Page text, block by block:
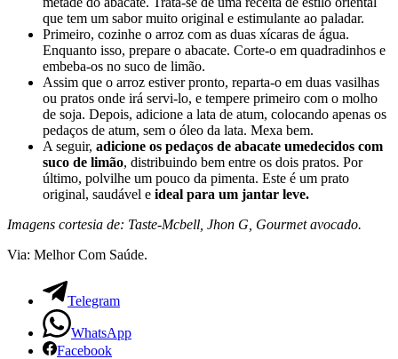
que tem um sabor muito original e estimulante ao paladar.
Primeiro, cozinhe o arroz com as duas xícaras de água.
Enquanto isso, prepare o abacate. Corte-o em quadradinhos e
embeba-os no suco de limão.
Assim que o arroz estiver pronto, reparta-o em duas vasilhas
ou pratos onde irá servi-lo, e tempere primeiro com o molho
de soja. Depois, adicione a lata de atum, colocando apenas os
pedaços de atum, sem o óleo da lata. Mexa bem.
A seguir, adicione os pedaços de abacate umedecidos com
suco de limão, distribuindo bem entre os dois pratos. Por
último, polvilhe um pouco da pimenta. Este é um prato
original, saudável e ideal para um jantar leve.
Imagens cortesia de: Taste-Mcbell, Jhon G, Gourmet avocado.
Via: Melhor Com Saúde.
Telegram
WhatsApp
Facebook